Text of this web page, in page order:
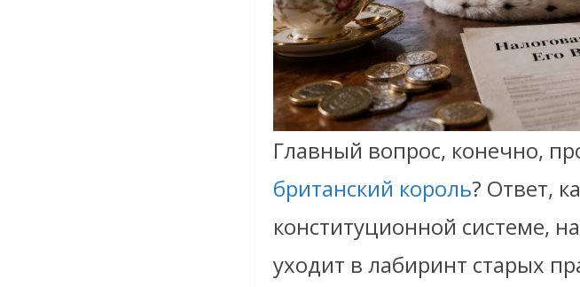
Главный вопрос, конечно,
британский король? Ответ,
конституционной системе,
уходит в лабиринт старых